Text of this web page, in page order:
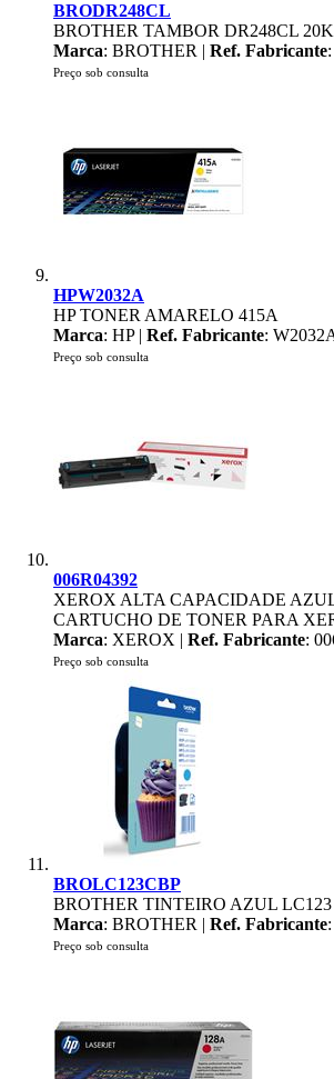
BRODR248CL
BROTHER TAMBOR DR248CL 20K
Marca: BROTHER | Ref. Fabricante
Preço sob consulta
HPW2032A
HP TONER AMARELO 415A
Marca: HP | Ref. Fabricante:
Preço sob consulta
006R04392
XEROX ALTA CAPACIDADE
CARTUCHO DE TONER PARA
Marca: XEROX | Ref. Fabricante:
Preço sob consulta
BROLC123CBP
BROTHER TINTEIRO AZUL LC123
Marca: BROTHER | Ref. Fabricante
Preço sob consulta